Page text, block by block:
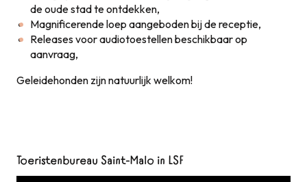
de oude stad te ontdekken,
Magnificerende loep aangeboden bij de receptie,
Releases voor audiotoestellen beschikbaar op
aanvraag,
Geleidehonden zijn natuurlijk welkom!
Toeristenbureau Saint-Malo in LSF